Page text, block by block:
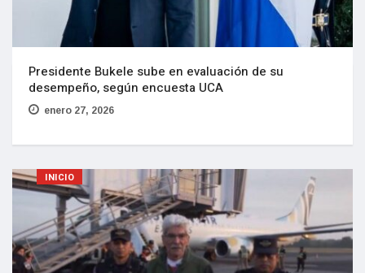
Presidente Bukele sube en evaluación de su
desempeño, según encuesta UCA
enero 27, 2026
INICIO